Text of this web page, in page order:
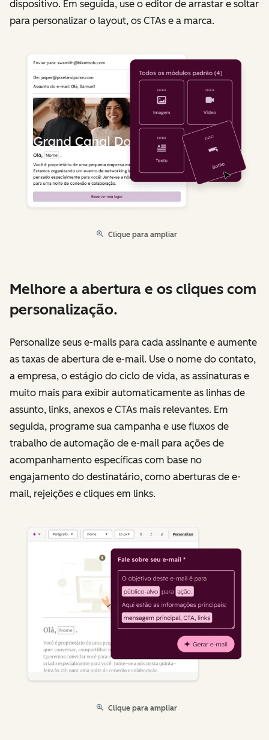
dispositivo. Em seguida, use o editor de arrastar e soltar
para personalizar o layout, os CTAs e a marca.
Clique para ampliar
Melhore a abertura e os cliques com
personalização.
Personalize seus e-mails para cada assinante e aumente
as taxas de abertura de e-mail. Use o nome do contato,
a empresa, o estágio do ciclo de vida, as assinaturas e
muito mais para exibir automaticamente as linhas de
assunto, links, anexos e CTAs mais relevantes. Em
seguida, programe sua campanha e use fluxos de
trabalho de automação de e-mail para ações de
acompanhamento específicas com base no
engajamento do destinatário, como aberturas de e-
mail, rejeições e cliques em links.
Clique para ampliar